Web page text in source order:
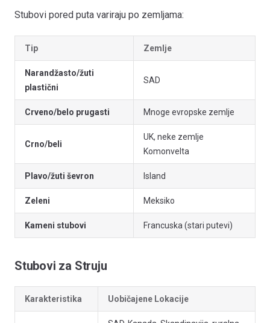
Stubovi pored puta variraju po zemljama:
Tip Zemlje
Narandžasto/žuti
plastični
SAD
Crveno/belo prugasti Mnoge evropske zemlje
Crno/beli
UK, neke zemlje
Komonvelta
Plavo/žuti ševron Island
Zeleni Meksiko
Kameni stubovi Francuska (stari putevi)
Stubovi za Struju
Karakteristika Uobičajene Lokacije